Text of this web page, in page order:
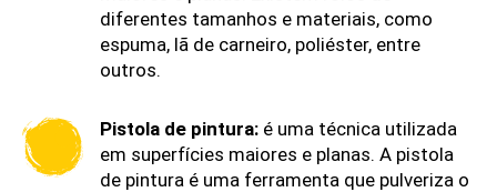
diferentes tamanhos e materiais, como
espuma, lã de carneiro, poliéster, entre
outros.
Pistola de pintura: é uma técnica utilizada
em superfícies maiores e planas. A pistola
de pintura é uma ferramenta que pulveriza o